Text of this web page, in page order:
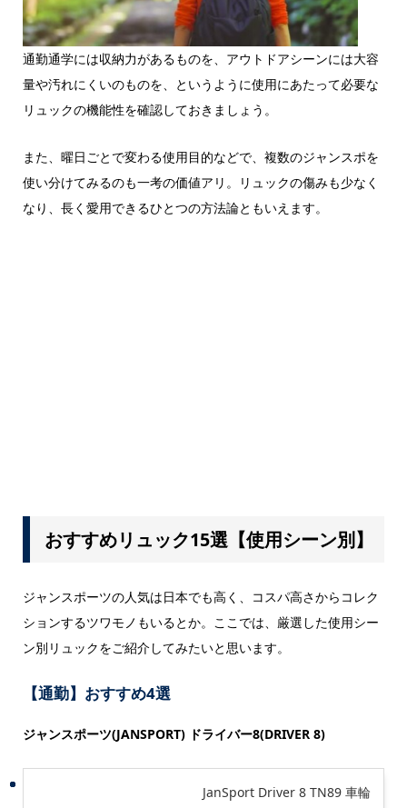
通勤通学には収納力があるものを、アウトドアシーンには大容
量や汚れにくいのものを、というように使用にあたって必要な
リュックの機能性を確認しておきましょう。
また、曜日ごとで変わる使用目的などで、複数のジャンスポを
使い分けてみるのも一考の価値アリ。リュックの傷みも少なく
なり、長く愛用できるひとつの方法論ともいえます。
おすすめリュック15選【使用シーン別】
ジャンスポーツの人気は日本でも高く、コスパ高さからコレク
ションするツワモノもいるとか。ここでは、厳選した使用シー
ン別リュックをご紹介してみたいと思います。
【通勤】おすすめ4選
ジャンスポーツ(JANSPORT) ドライバー8(DRIVER 8)
JanSport Driver 8 TN89 車輪